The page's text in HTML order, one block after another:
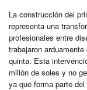
La construcción del
representa una
profesionales entre
trabajaron
quinta. Esta
millón de soles y no
ya que forma parte